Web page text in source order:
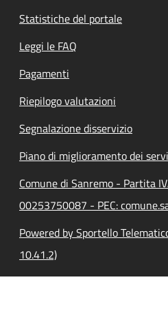
Statistiche del portale
Leggi le FAQ
Pagamenti
Riepilogo valutazioni
Segnalazione disservizio
Piano di miglioramento dei
Comune di Sanremo - Partita
00253750087 - PEC:
Powered by Sportello
10.41.2)